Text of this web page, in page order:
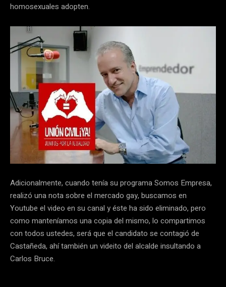
homosexuales adopten.
Adicionalmente, cuando tenía su programa Somos Empresa,
realizó una nota sobre el mercado gay, buscamos en
Youtube el video en su canal y éste ha sido eliminado, pero
como manteníamos una copia del mismo, lo compartimos
con todos ustedes, será que el candidato se contagió de
Castañeda, ahí también un videito del alcalde insultando a
Carlos Bruce.